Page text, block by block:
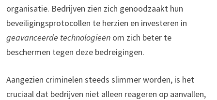
organisatie. Bedrijven zien zich genoodzaakt hun
beveiligingsprotocollen te herzien en investeren in
geavanceerde technologieënom zich beter te
beschermen tegen deze bedreigingen.
Aangezien criminelen steeds slimmer worden, is het
cruciaal dat bedrijven niet alleen reageren op aanvallen,